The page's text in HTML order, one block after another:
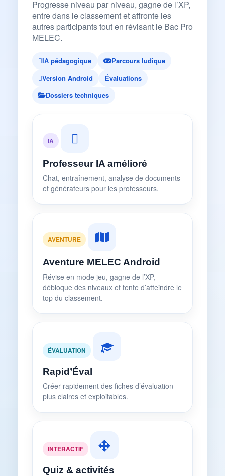
Progresse niveau par niveau, gagne de l’XP,
entre dans le classement et affronte les
autres participants tout en révisant le Bac Pro
MELEC.
IA pédagogique
Parcours ludique
Version Android
Évaluations
Dossiers techniques
IA
Professeur IA amélioré
Chat, entraînement, analyse de documents
et générateurs pour les professeurs.
AVENTURE
Aventure MELEC Android
Révise en mode jeu, gagne de l’XP,
débloque des niveaux et tente d’atteindre le
top du classement.
ÉVALUATION
Rapid’Éval
Créer rapidement des fiches d’évaluation
plus claires et exploitables.
INTERACTIF
Quiz & activités